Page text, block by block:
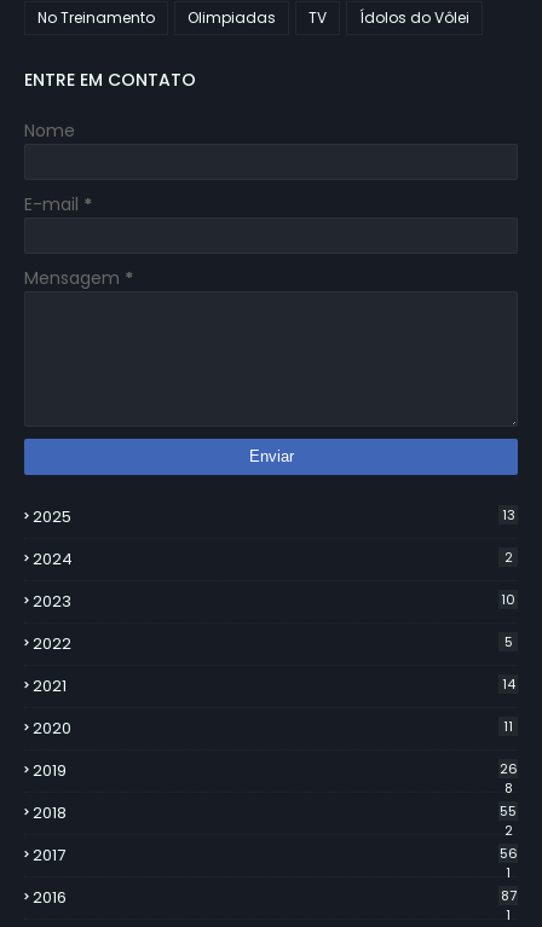
No Treinamento
Olimpiadas TV Ídolos do Vôlei
ENTRE EM CONTATO
Nome
E-mail *
Mensagem *
2025 13
2024 2
2023 10
2022 5
2021 14
2020 11
2019
26
8
2018
55
2
2017
56
1
2016
87
1